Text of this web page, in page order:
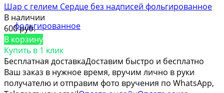
Шар с гелием Сердце без надписей фольгированное
В наличии
600 руб.
В корзину
Купить в 1 клик
Бесплатная доставкаДоставим быстро и бесплатно
Ваш заказ в нужное время, вручим лично в руки
получателю и отправим фото вручения по WhatsApp,